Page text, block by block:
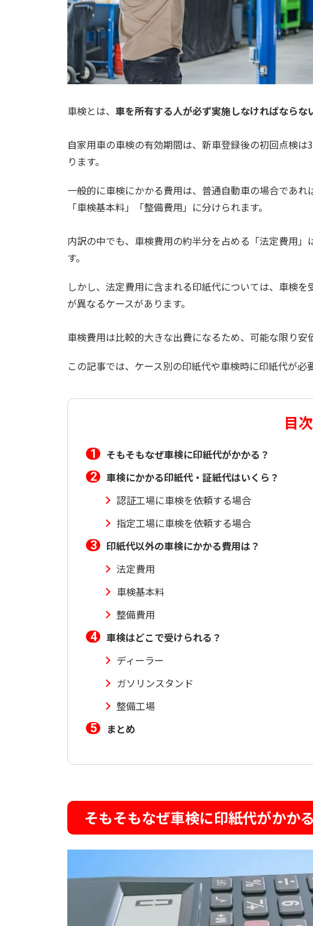
車検とは、 車を所有する人が必ず実施しなければならな
自家用車の車検の有効期間は、新車登録後の初回点検
ります。
一般的に車検にかかる費用は、普通自動車の場合であれ
「車検基本料」「整備費用」に分けられます。
内訳の中でも、車検費用の約半分を占める「法定費用
す。
しかし、法定費用に含まれる印紙代については、車検
が異なるケースがあります。
車検費用は比較的大きな出費になるため、可能な限り安
この記事では、ケース別の印紙代や車検時に印紙代が必
目次
そもそもなぜ車検に印紙代がかかる？
車検にかかる印紙代・証紙代はいくら？
認証工場に車検を依頼する場合
指定工場に車検を依頼する場合
印紙代以外の車検にかかる費用は？
法定費用
車検基本料
整備費用
車検はどこで受けられる？
ディーラー
ガソリンスタンド
整備工場
まとめ
そもそもなぜ車検に印紙代がかか